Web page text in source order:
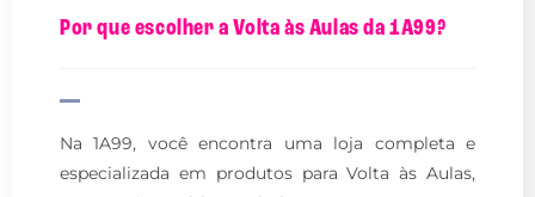
Por que escolher a Volta às Aulas da 1A99?
Na 1A99, você encontra uma loja completa e
especializada em produtos para Volta às Aulas,